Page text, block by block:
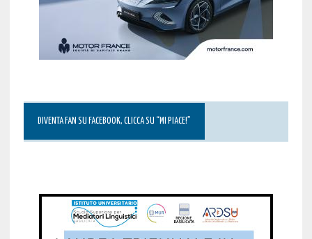
DIVENTA FAN SU FACEBOOK, CLICCA SU “MI PIACE!”